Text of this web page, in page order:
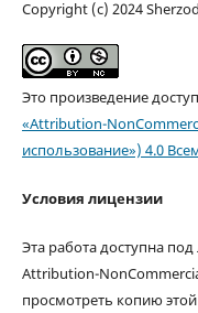
Copyright (c) 2024
Это произведение
«Attribution-
использование») 4.0
Условия лицензии
Эта работа доступна
Attribution-
просмотреть копию